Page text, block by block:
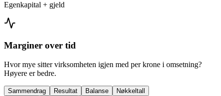
Egenkapital + gjeld
Marginer over tid
Hvor mye sitter virksomheten igjen med per krone i omsetning?
Høyere er bedre.
Sammendrag Resultat Balanse
Nøkkeltall